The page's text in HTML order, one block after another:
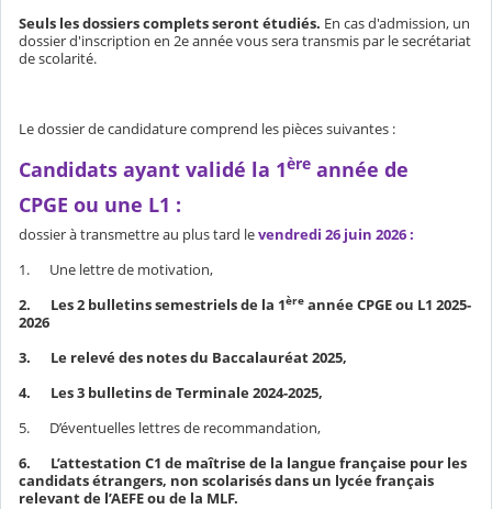
Seuls les dossiers complets seront étudiés. En cas d'admission, un
dossier d'inscription en 2e année vous sera transmis par le secrétariat
de scolarité.
Le dossier de candidature comprend les pièces suivantes :
Candidats ayant validé la 1ère année de
CPGE ou une L1 :
dossier à transmettre au plus tard levendredi 26 juin 2026 :
1. Une lettre de motivation,
2. Les 2 bulletins semestriels de la 1ère année CPGE ou L1 2025-
2026
3. Le relevé des notes du Baccalauréat 2025,
4. Les 3 bulletins de Terminale 2024-2025,
5. D’éventuelles lettres de recommandation,
6. L’attestation C1 de maîtrise de la langue française pour les
candidats étrangers, non scolarisés dans un lycée français
relevant de l’AEFE ou de la MLF.